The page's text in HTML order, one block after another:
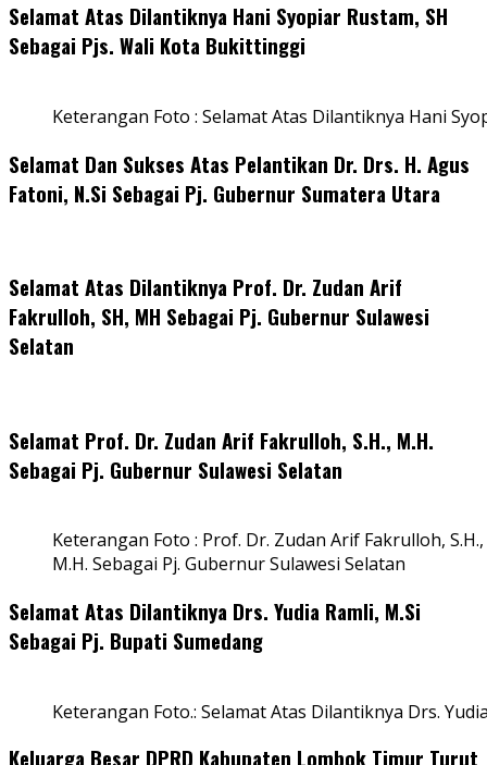
Selamat Atas Dilantiknya Hani Syopiar Rustam, SH
Sebagai Pjs. Wali Kota Bukittinggi
Keterangan Foto : Selamat Atas Dilantiknya Hani
Selamat Dan Sukses Atas Pelantikan Dr. Drs. H. Agus
Fatoni, N.Si Sebagai Pj. Gubernur Sumatera Utara
Selamat Atas Dilantiknya Prof. Dr. Zudan Arif
Fakrulloh, SH, MH Sebagai Pj. Gubernur Sulawesi
Selatan
Selamat Prof. Dr. Zudan Arif Fakrulloh, S.H., M.H.
Sebagai Pj. Gubernur Sulawesi Selatan
Keterangan Foto : Prof. Dr. Zudan Arif Fakrulloh, S.H.,
M.H. Sebagai Pj. Gubernur Sulawesi Selatan
Selamat Atas Dilantiknya Drs. Yudia Ramli, M.Si
Sebagai Pj. Bupati Sumedang
Keterangan Foto.: Selamat Atas Dilantiknya Drs.
Keluarga Besar DPRD Kabupaten Lombok Timur Turut